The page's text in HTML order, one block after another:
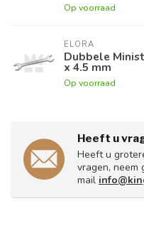
Op voorraad
ELORA
Dubbele
x 4.5 mm
Op voorraad
Heeft u
Heeft u
vragen, neem
mail